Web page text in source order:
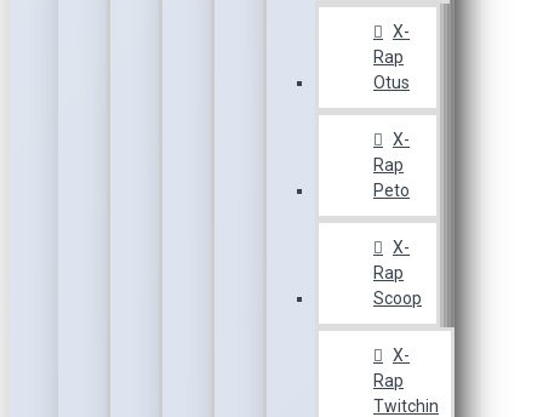
X-
Rap
Otus
X-
Rap
Peto
X-
Rap
Scoop
X-
Rap
Twitchin